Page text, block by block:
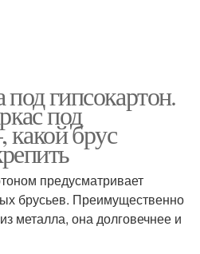
под гипсокартон.
под
брус
предусматривает
брусьев. Преимущественно
металла, она долговечнее и